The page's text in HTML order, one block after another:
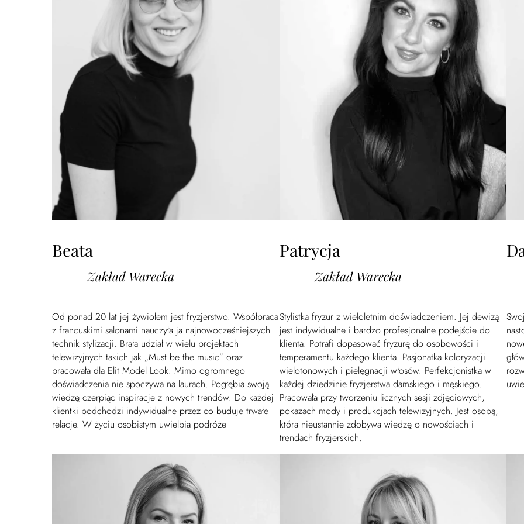
Beata
Zakład Warecka
Od ponad 20 lat jej żywiołem jest fryzjerstwo. Współpraca
z francuskimi salonami nauczyła ja najnowocześniejszych
technik stylizacji. Brała udział w wielu projektach
telewizyjnych takich jak „Must be the music” oraz
pracowała dla Elit Model Look. Mimo ogromnego
doświadczenia nie spoczywa na laurach. Pogłębia swoją
wiedzę czerpiąc inspiracje z nowych trendów. Do każdej
klientki podchodzi indywidualne przez co buduje trwałe
relacje. W życiu osobistym uwielbia podróże
Patrycja
Zakład Warecka
Stylistka fryzur z wieloletnim doświadczeniem. Jej dewizą
jest indywidualne i bardzo profesjonalne podejście do
klienta. Potrafi dopasować fryzurę do osobowości i
temperamentu każdego klienta. Pasjonatka koloryzacji
wielotonowych i pielęgnacji włosów. Perfekcjonistka w
każdej dziedzinie fryzjerstwa damskiego i męskiego.
Pracowała przy tworzeniu licznych sesji zdjęciowych,
pokazach mody i produkcjach telewizyjnych. Jest osobą,
która nieustannie zdobywa wiedzę o nowościach i
trendach fryzjerskich.